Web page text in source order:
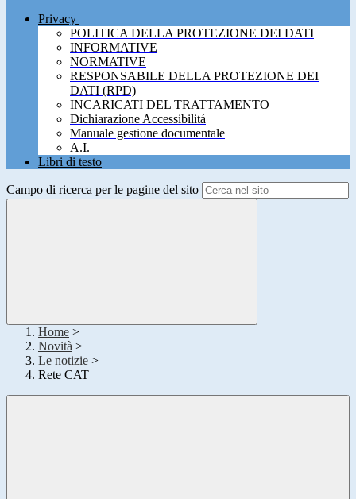
Privacy
POLITICA DELLA PROTEZIONE DEI DATI
INFORMATIVE
NORMATIVE
RESPONSABILE DELLA PROTEZIONE DEI
DATI (RPD)
INCARICATI DEL TRATTAMENTO
Dichiarazione Accessibilitá
Manuale gestione documentale
A.I.
Libri di testo
Campo di ricerca per le pagine del sito
Home >
Novità >
Le notizie >
Rete CAT